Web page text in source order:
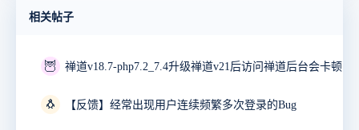
相关帖子
🦉 禅道v18.7-php7.2_7.4升级禅道v21后访问禅道后台会卡顿10
🐧 【反馈】经常出现用户连续频繁多次登录的Bug